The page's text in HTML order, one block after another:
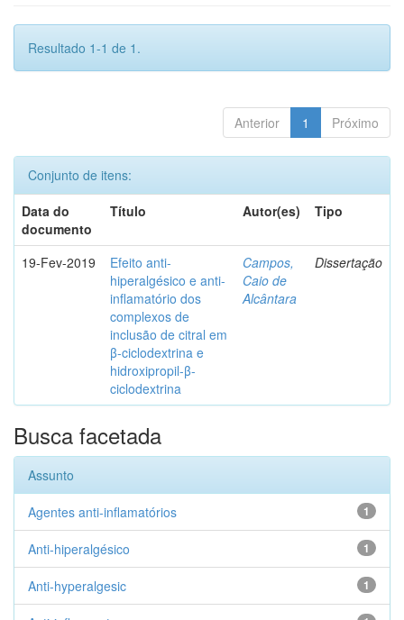
Resultado 1-1 de 1.
Anterior 1 Próximo
Conjunto de itens:
Data do
documento
Título Autor(es) Tipo
19-Fev-2019
Efeito anti-
hiperalgésico e anti-
inflamatório dos
complexos de
inclusão de citral em
β-ciclodextrina e
hidroxipropil-β-
ciclodextrina
Campos,
Caio de
Alcântara
Dissertação
Busca facetada
Assunto
1
Agentes anti-inflamatórios
1
Anti-hiperalgésico
1
Anti-hyperalgesic